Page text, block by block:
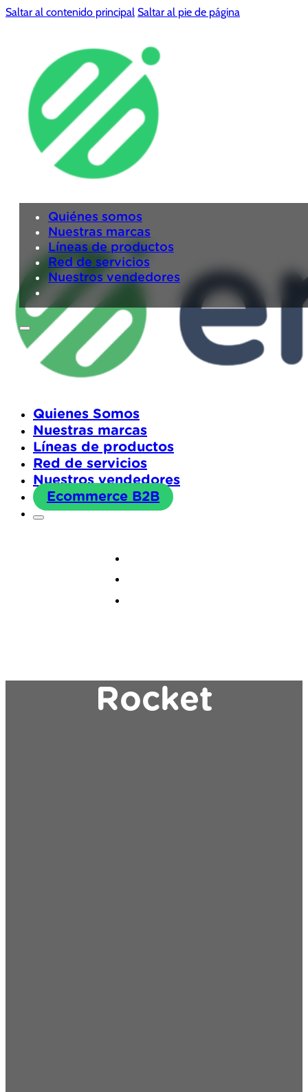
Saltar al contenido principal Saltar al pie de página
Quiénes somos
Nuestras marcas
Líneas de productos
Red de servicios
Nuestros vendedores
Quienes Somos
Nuestras marcas
Líneas de productos
Red de servicios
Nuestros vendedores
Ecommerce B2B
Rocket